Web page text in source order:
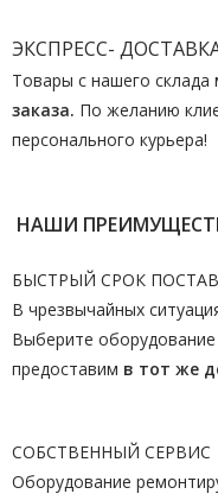
ЭКСПРЕСС-
Товары с нашего
заказа. По желанию
персонального курьера!
НАШИ
БЫСТРЫЙ СРОК
В чрезвычайных
Выберите
предоставим в тот же
СОБСТВЕННЫЙ СЕРВИС
Оборудование